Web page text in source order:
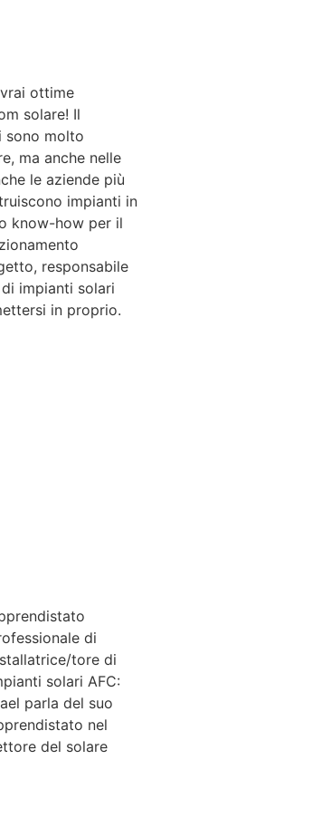
ottime
solare! Il
sono molto
ma anche nelle
le aziende più
impianti in
know-how per il
responsabile
impianti solari
in proprio.
di
tore di
solari AFC:
parla del suo
nel
del solare